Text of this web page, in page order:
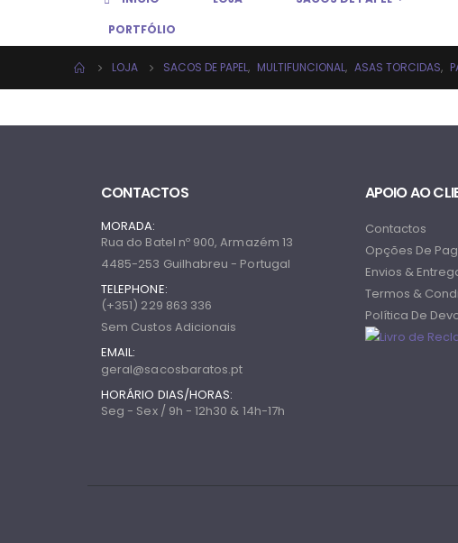
PORTFÓLIO
LOJA SACOS DE PAPEL, MULTIFUNCIONAL, ASAS TORCIDAS,
CONTACTOS
MORADA:
Rua do Batel nº 900, Armazém 13
4485-253 Guilhabreu - Portugal
TELEPHONE:
(+351) 229 863 336
Sem Custos Adicionais
EMAIL:
geral@sacosbaratos.pt
HORÁRIO DIAS/HORAS:
Seg - Sex / 9h - 12h30 & 14h-17h
APOIO AO
Contactos
Opções De
Envios &
Termos &
Política De